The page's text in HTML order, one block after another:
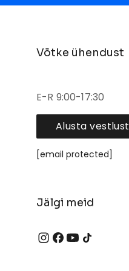
Võtke ühendust
E-R 9:00-17:30
Alusta vestlust
[email protected]
Jälgi meid